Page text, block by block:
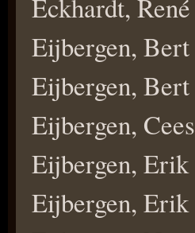
Eckhardt, René
Eijbergen, Bert
Eijbergen, Bert
Eijbergen, Cees
Eijbergen, Erik
Eijbergen, Erik